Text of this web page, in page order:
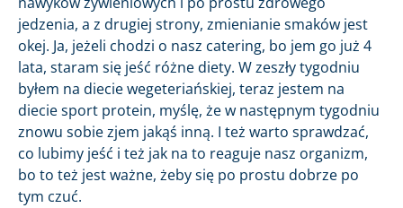
jedzenia, a z drugiej strony, zmienianie smaków jest
okej. Ja, jeżeli chodzi o nasz catering, bo jem go już 4
lata, staram się jeść różne diety. W zeszły tygodniu
byłem na diecie wegeteriańskiej, teraz jestem na
diecie sport protein, myślę, że w następnym tygodniu
znowu sobie zjem jakąś inną. I też warto sprawdzać,
co lubimy jeść i też jak na to reaguje nasz organizm,
bo to też jest ważne, żeby się po prostu dobrze po
tym czuć.